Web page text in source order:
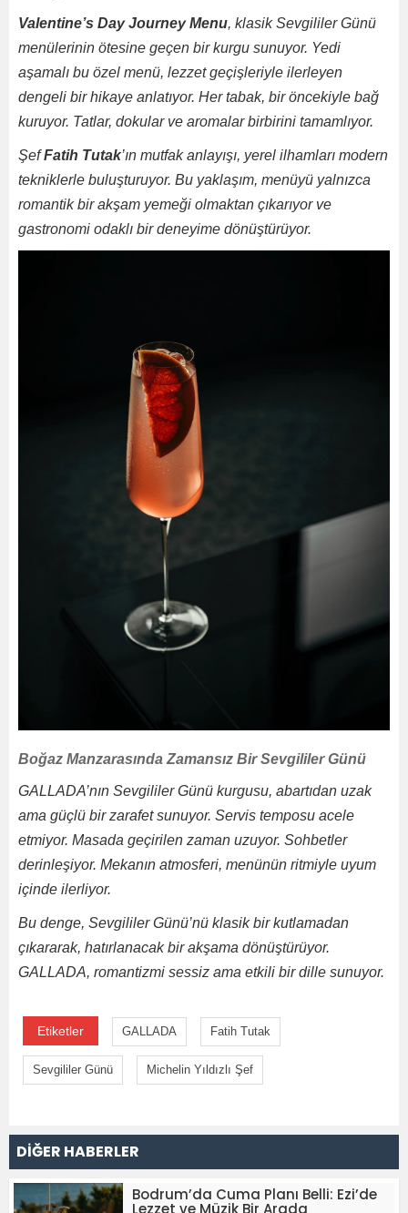
Valentine’s Day Journey Menu, klasik Sevgililer Günü
menülerinin ötesine geçen bir kurgu sunuyor. Yedi
aşamalı bu özel menü, lezzet geçişleriyle ilerleyen
dengeli bir hikaye anlatıyor. Her tabak, bir öncekiyle bağ
kuruyor. Tatlar, dokular ve aromalar birbirini tamamlıyor.
ŞefFatih Tutak’ın mutfak anlayışı, yerel ilhamları modern
tekniklerle buluşturuyor. Bu yaklaşım, menüyü yalnızca
romantik bir akşam yemeği olmaktan çıkarıyor ve
gastronomi odaklı bir deneyime dönüştürüyor.
Boğaz Manzarasında Zamansız Bir Sevgililer Günü
GALLADA’nın Sevgililer Günü kurgusu, abartıdan uzak
ama güçlü bir zarafet sunuyor. Servis temposu acele
etmiyor. Masada geçirilen zaman uzuyor. Sohbetler
derinleşiyor. Mekanın atmosferi, menünün ritmiyle uyum
içinde ilerliyor.
Bu denge, Sevgililer Günü’nü klasik bir kutlamadan
çıkararak, hatırlanacak bir akşama dönüştürüyor.
GALLADA, romantizmi sessiz ama etkili bir dille sunuyor.
Etiketler GALLADA Fatih Tutak
Sevgililer Günü Michelin Yıldızlı Şef
DİĞER HABERLER
Bodrum’da Cuma Planı Belli: Ezi’de
Lezzet ve Müzik Bir Arada